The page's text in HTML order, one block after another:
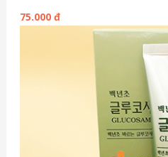
75.000 đ